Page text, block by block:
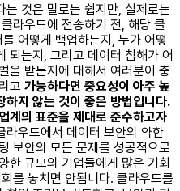
것은 말로는 쉽지만, 실제로는
라우드에 전송하기 전, 해당 클
어떻게 백업하는지, 누가 어떻
되는지, 그리고 데이터 침해가 어
을 받는지에 대해서 여러분이 충
고 가능하다면 중요성이 아주 높
지 않는 것이 좋은 방법입니다.
계의 표준을 제대로 준수하고자
라우드에서 데이터 보안의 약한
보안의 모든 문제를 성공적으로
한 규모의 기업들에게 많은 기회
를 놓치면 안됩니다. 클라우드를